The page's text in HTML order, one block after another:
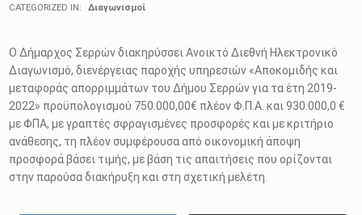
CATEGORIZED IN:
Διαγωνισμοί
Ο Δήμαρχος Σερρών διακηρύσσει Ανοικτό Διεθνή Ηλεκτρονικό
Διαγωνισμό, διενέργειας παροχής υπηρεσιών «Αποκομιδής και
μεταφοράς απορριμμάτων του Δήμου Σερρών για τα έτη 2019-
2022» προϋπολογισμού 750.000,00€ πλέον Φ.Π.Α. και 930.000,0 €
με ΦΠΑ, με γραπτές σφραγισμένες προσφορές και με κριτήριο
ανάθεσης, τη πλέον συμφέρουσα από οικονομική άποψη
προσφορά βάσει τιμής, με βάση τις απαιτήσεις που ορίζονται
στην παρούσα διακήρυξη και στη σχετική μελέτη.